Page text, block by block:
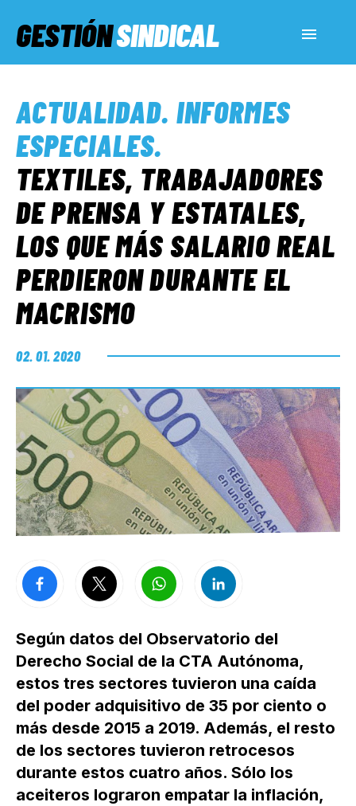
GESTIÓNSINDICAL
SERVICIOS SOCIALES
INFORMES ESPECIALES
FUERA DE MEGÁFONO
EL LADO «G»
ACTUALIDAD. INFORMES
ESPECIALES.
TEXTILES, TRABAJADORES
DE PRENSA Y ESTATALES,
LOS QUE MÁS SALARIO REAL
PERDIERON DURANTE EL
MACRISMO
02. 01. 2020
Según datos del Observatorio del
Derecho Social de la CTA Autónoma,
estos tres sectores tuvieron una caída
del poder adquisitivo de 35 por ciento o
más desde 2015 a 2019. Además, el resto
de los sectores tuvieron retrocesos
durante estos cuatro años. Sólo los
aceiteros lograron empatar la inflación,